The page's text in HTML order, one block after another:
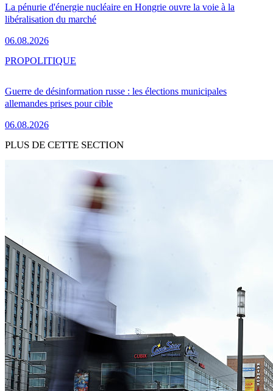
La pénurie d'énergie nucléaire en Hongrie ouvre la voie à la
libéralisation du marché
06.08.2026
Guerre de désinformation russe : les élections municipales
allemandes prises pour cible
06.08.2026
PROPOLITIQUE
PLUS DE CETTE SECTION